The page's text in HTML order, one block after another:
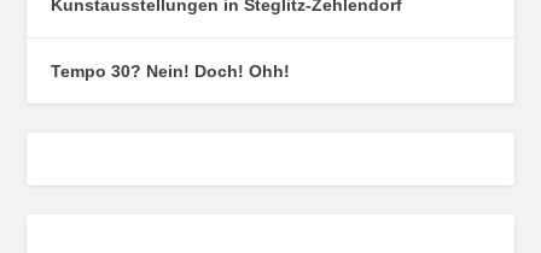
Kunstausstellungen in Steglitz-Zehlendorf
Tempo 30? Nein! Doch! Ohh!